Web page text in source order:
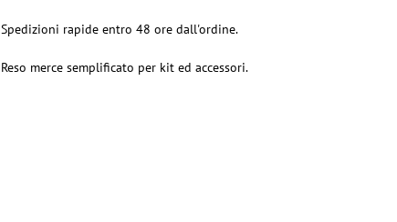
Spedizioni rapide entro 48 ore dall'ordine.
Reso merce semplificato per kit ed accessori.